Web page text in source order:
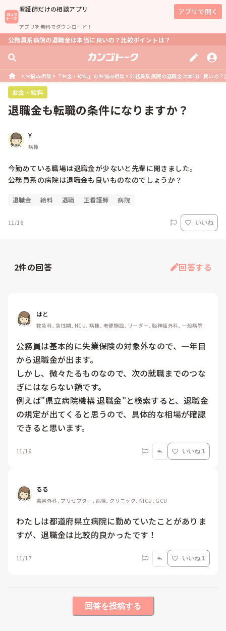
看護師だけの相談アプリ
アプリを無料でダウンロード！
アプリで開く
公務員系病院の退職金は本当に良いの？比較ポイントは？
お悩み相談 「お金・給料」のお悩み相談 公務員系病院の退職金は本当に良いの
お金・給料
退職金も転職の条件になりますか？
Y
病棟
今勤めている職場は退職金が少ないと先輩に聞きました。
公務員系の病院は退職金も良いものなのでしょうか？
退職金 給料 退職 正看護師 病院
11/16 いいね
2件の回答 回答する
はと
救急科, 急性期, HCU, 病棟, 老健施設, リーダー, 脳神経外科, 一般病院
公務員は基本的に失業保険の対象外なので、一年目
から退職金が出ます。
しかし、微々たるものなので、次の就職までのつな
ぎにはならない額です。
例えば"県立病院機構 退職金"と検索すると、退職金
の規定が出てくると思うので、具体的な相場が確認
できると思います。
11/16 いいね 1
るる
美容外科, プリセプター, 病棟, クリニック, NICU, GCU
わたしは都道府県立病院に勤めていたことがありま
すが、退職金は比較的良かったです！
11/17 いいね 1
回答を投稿する